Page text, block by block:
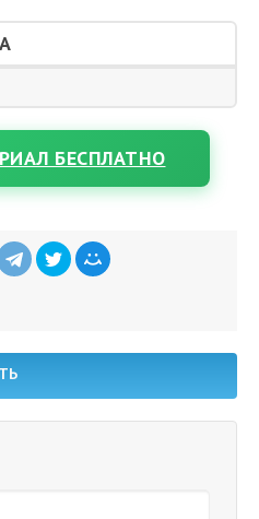
БЕСПЛАТНО